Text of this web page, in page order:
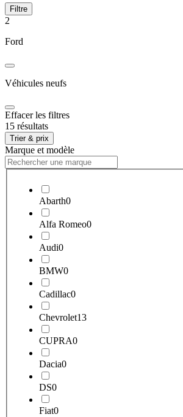
Filtre
2
Ford
Véhicules neufs
Effacer les filtres
15 résultats
Trier & prix
Marque et modèle
Abarth0
Alfa Romeo0
Audi0
BMW0
Cadillac0
Chevrolet13
CUPRA0
Dacia0
DS0
Fiat0